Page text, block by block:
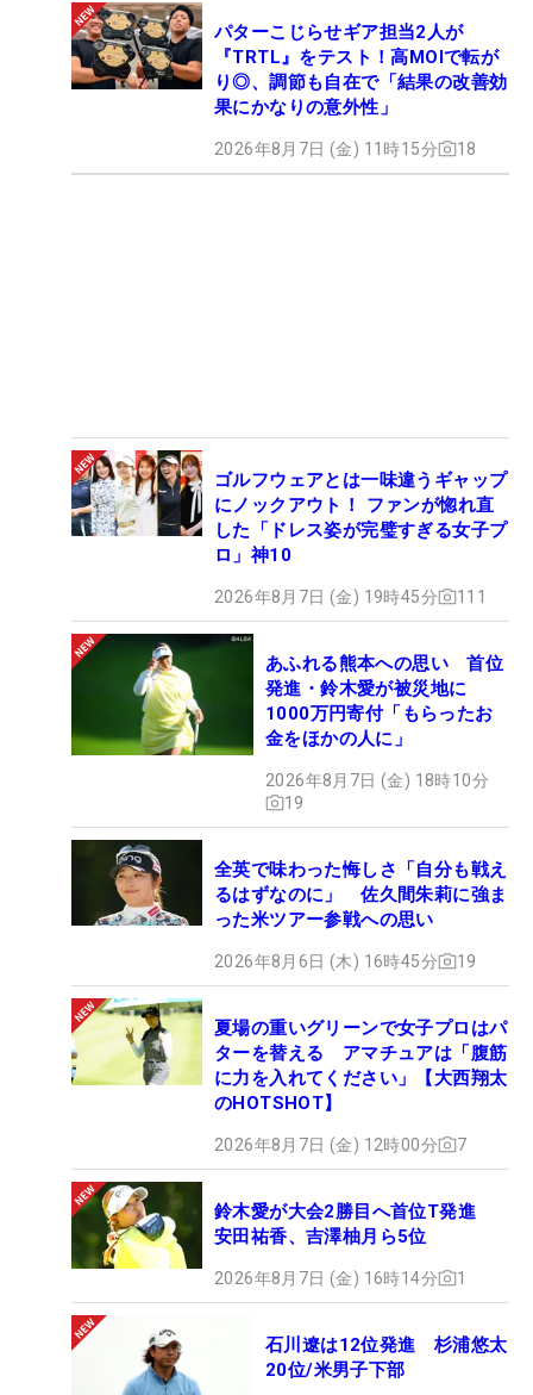
パターこじらせギア担当2人が
『TRTL』をテスト！高MOIで転が
り◎、調節も自在で「結果の改善効
果にかなりの意外性」
2026年8月7日 (金) 11時15分 18
ゴルフウェアとは一味違うギャップ
にノックアウト！ ファンが惚れ直
した「ドレス姿が完璧すぎる女子プ
ロ」神10
2026年8月7日 (金) 19時45分 111
あふれる熊本への思い 首位
発進・鈴木愛が被災地に
1000万円寄付「もらったお
金をほかの人に」
2026年8月7日 (金) 18時10分
19
全英で味わった悔しさ「自分も戦え
るはずなのに」 佐久間朱莉に強ま
った米ツアー参戦への思い
2026年8月6日 (木) 16時45分 19
夏場の重いグリーンで女子プロはパ
ターを替える アマチュアは「腹筋
に力を入れてください」【大西翔太
のHOTSHOT】
2026年8月7日 (金) 12時00分 7
鈴木愛が大会2勝目へ首位T発進
安田祐香、吉澤柚月ら5位
2026年8月7日 (金) 16時14分 1
石川遼は12位発進 杉浦悠太
20位/米男子下部